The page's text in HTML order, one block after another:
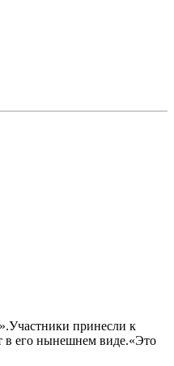
принесли к
в его нынешнем виде.«Это